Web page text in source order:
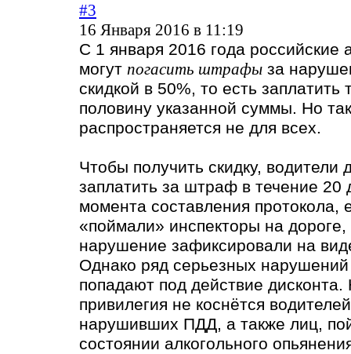
#3
16 Января 2016 в 11:19
С 1 января 2016 года российские
могут погасить штрафы за
скидкой в 50%, то есть заплатить
половину указанной суммы. Но
распространяется не для всех.
Чтобы получить скидку, водители
заплатить за штраф в течение 20
момента составления протокола,
«поймали» инспекторы на дороге,
нарушение зафиксировали на
Однако ряд серьезных
попадают под действие
привилегия не коснётся
нарушивших ПДД, а также лиц,
состоянии алкогольного